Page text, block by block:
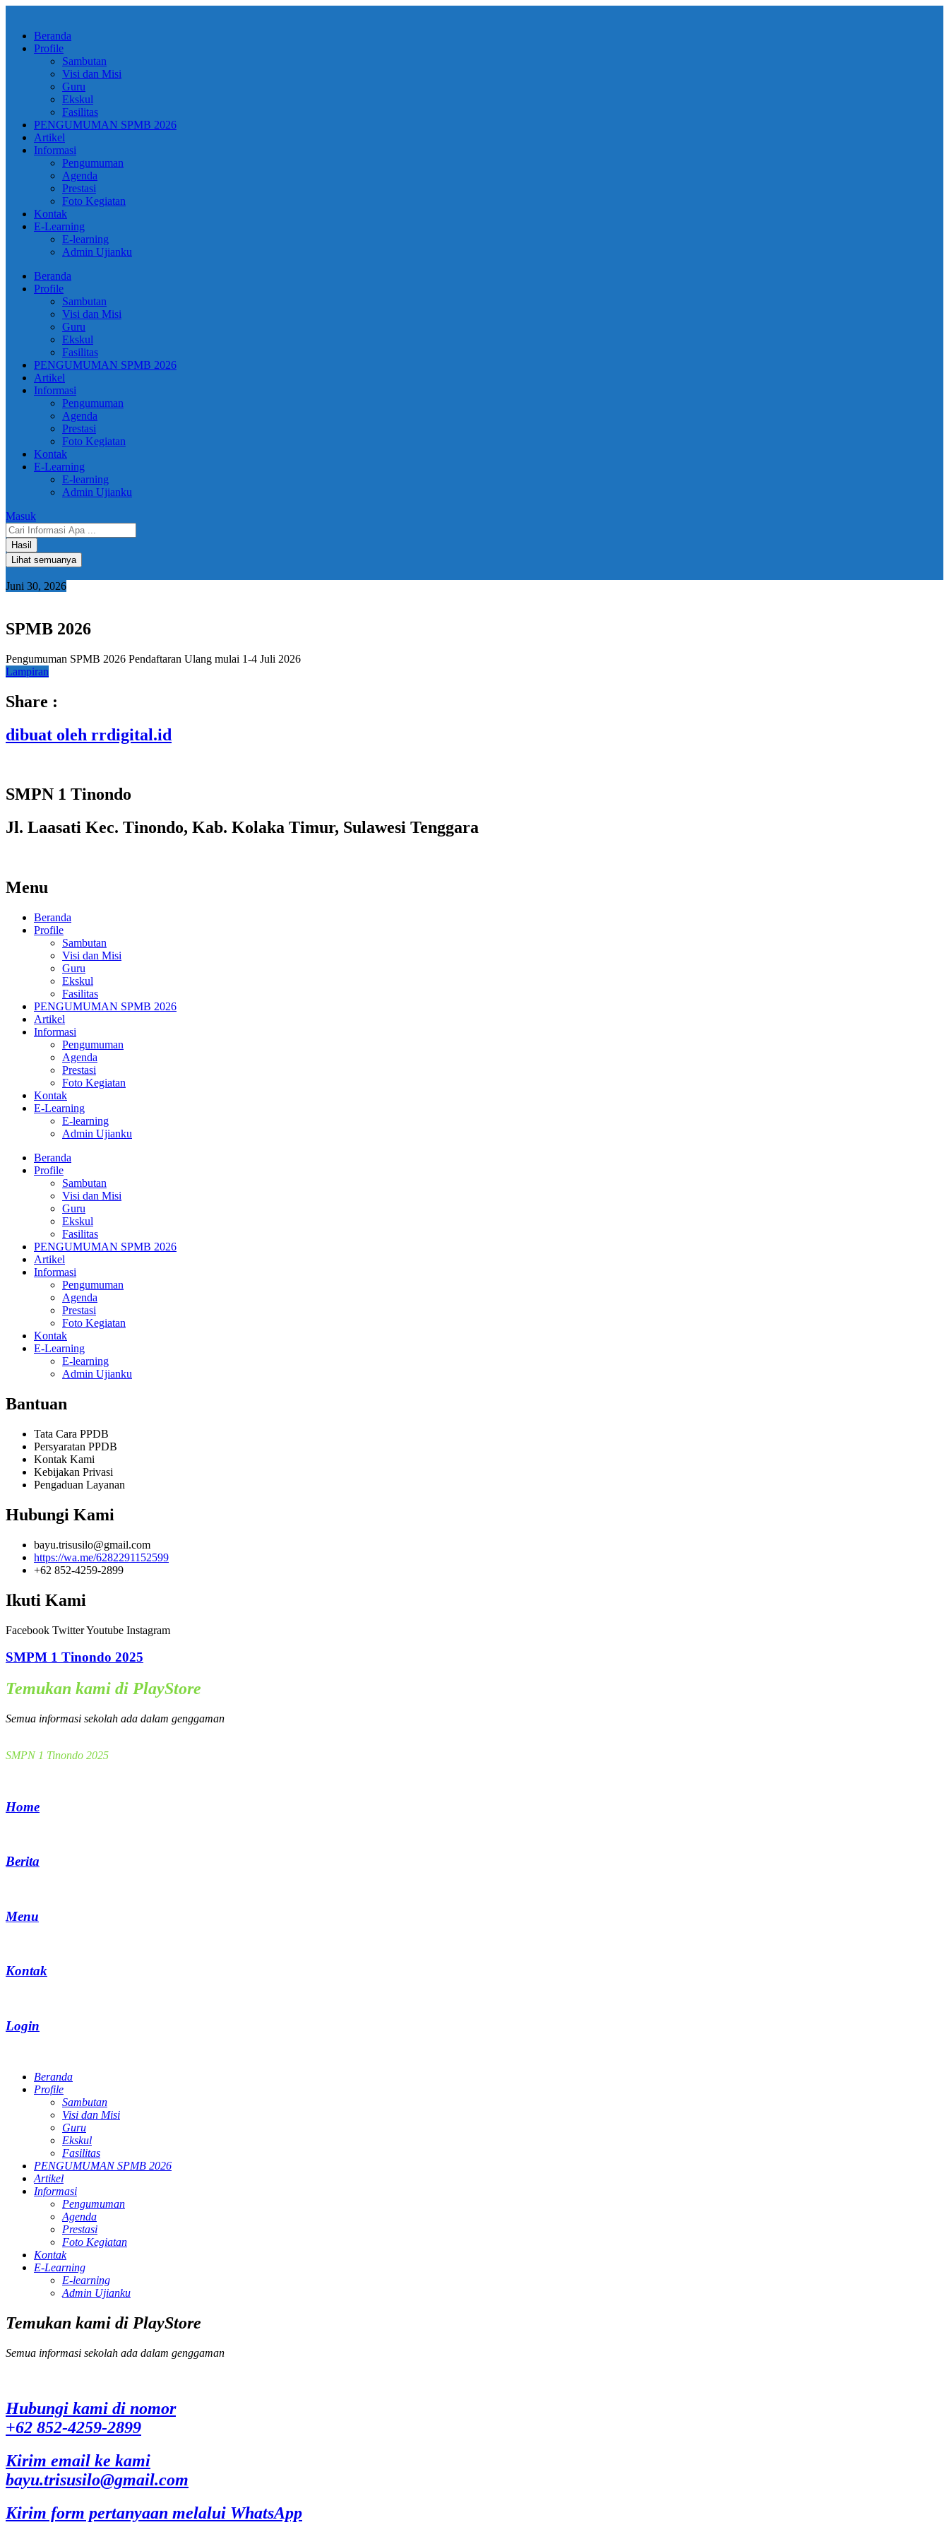
contentBeranda
Profile
Sambutan
Visi dan Misi
Guru
Ekskul
Fasilitas
PENGUMUMAN SPMB 2026
Artikel
Informasi
Pengumuman
Agenda
Prestasi
Foto Kegiatan
Kontak
E-Learning
E-learning
Admin Ujianku
Beranda
Profile
Sambutan
Visi dan Misi
Guru
Ekskul
Fasilitas
PENGUMUMAN SPMB 2026
Artikel
Informasi
Pengumuman
Agenda
Prestasi
Foto Kegiatan
Kontak
E-Learning
E-learning
Admin Ujianku
Masuk
Search
...Hasil
Lihat semuanya
Juni 30, 2026
SPMB 2026
Pengumuman SPMB 2026 Pendaftaran Ulang mulai 1-4 Juli 2026
Lampiran
Share :
dibuat oleh rrdigital.id
SMPN 1 Tinondo
Jl. Laasati Kec. Tinondo, Kab. Kolaka Timur, Sulawesi Tenggara
Menu
Beranda
Profile
Sambutan
Visi dan Misi
Guru
Ekskul
Fasilitas
PENGUMUMAN SPMB 2026
Artikel
Informasi
Pengumuman
Agenda
Prestasi
Foto Kegiatan
Kontak
E-Learning
E-learning
Admin Ujianku
Beranda
Profile
Sambutan
Visi dan Misi
Guru
Ekskul
Fasilitas
PENGUMUMAN SPMB 2026
Artikel
Informasi
Pengumuman
Agenda
Prestasi
Foto Kegiatan
Kontak
E-Learning
E-learning
Admin Ujianku
Bantuan
Tata Cara PPDB
Persyaratan PPDB
Kontak Kami
Kebijakan Privasi
Pengaduan Layanan
Hubungi Kami
bayu.trisusilo@gmail.com
https://wa.me/6282291152599
+62 852-4259-2899
Ikuti Kami
Facebook TwitterYoutube Instagram
SMPM 1 Tinondo 2025
Temukan kami di PlayStore
Semua informasi sekolah ada dalam genggaman
SMPN 1 Tinondo 2025
Home
Berita
Menu
Kontak
Login
Beranda
Profile
Sambutan
Visi dan Misi
Guru
Ekskul
Fasilitas
PENGUMUMAN SPMB 2026
Artikel
Informasi
Pengumuman
Agenda
Prestasi
Foto Kegiatan
Kontak
E-Learning
E-learning
Admin Ujianku
Temukan kami di PlayStore
Semua informasi sekolah ada dalam genggaman
Hubungi kami di nomor
+62 852-4259-2899
Kirim email ke kami
bayu.trisusilo@gmail.com
Kirim form pertanyaan melalui WhatsApp